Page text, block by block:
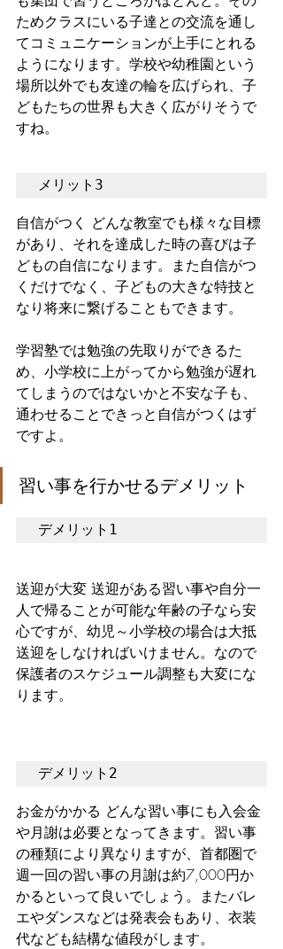
ためクラスにいる子達との交流を通し
てコミュニケーションが上手にとれる
ようになります。学校や幼稚園という
場所以外でも友達の輪を広げられ、子
どもたちの世界も大きく広がりそうで
すね。
メリット3
自信がつく どんな教室でも様々な目標
があり、それを達成した時の喜びは子
どもの自信になります。また自信がつ
くだけでなく、子どもの大きな特技と
なり将来に繋げることもできます。
学習塾では勉強の先取りができるた
め、小学校に上がってから勉強が遅れ
てしまうのではないかと不安な子も、
通わせることできっと自信がつくはず
ですよ。
習い事を行かせるデメリット
デメリット1
送迎が大変 送迎がある習い事や自分一
人で帰ることが可能な年齢の子なら安
心ですが、幼児～小学校の場合は大抵
送迎をしなければいけません。なので
保護者のスケジュール調整も大変にな
ります。
デメリット2
お金がかかる どんな習い事にも入会金
や月謝は必要となってきます。習い事
の種類により異なりますが、首都圏で
週一回の習い事の月謝は約7,000円か
かるといって良いでしょう。またバレ
エやダンスなどは発表会もあり、衣装
代なども結構な値段がします。